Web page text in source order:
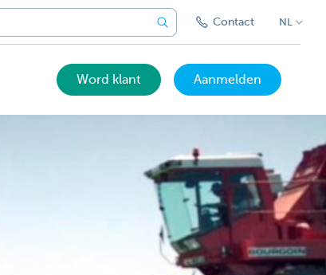
Contact NL
Word klant Aanmelden